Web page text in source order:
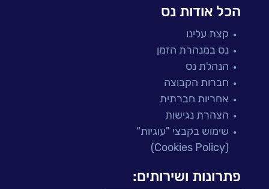
הכל אודות נס
קצת עלינו
נס במנהרת הזמן
הנהלת נס
חברות הקבוצה
אחריות חברתית
הצהרת נגישות
שימוש בקבצי "עוגיות“
(Cookies Policy)
פתרונות ושירותים: